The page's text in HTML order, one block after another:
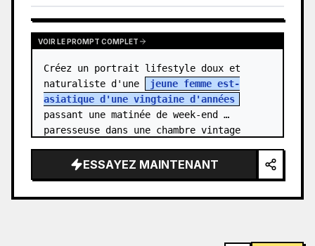
VOIR LE PROMPT COMPLET
Créez un portrait lifestyle doux et
naturaliste d'une
jeune femme est-
asiatique d'une vingtaine d'années
passant une matinée de week-end
paresseuse dans une chambre vintage
ESSAYEZ MAINTENANT